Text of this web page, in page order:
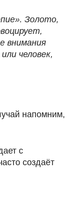
Золото,
внимания
человек,
напомним,
с
создаёт